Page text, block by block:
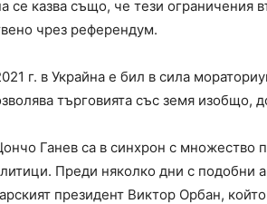
се казва също, че тези ограничения
чрез референдум.
г. в Украйна е бил в сила
търговията със земя изобщо,
Ганев са в синхрон с множество
Преди няколко дни с подобни
президент Виктор Орбан,